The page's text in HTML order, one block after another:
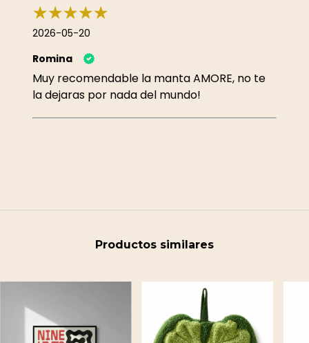
2026-05-20
Romina
Muy recomendable la manta AMORE, no te
la dejaras por nada del mundo!
Productos similares